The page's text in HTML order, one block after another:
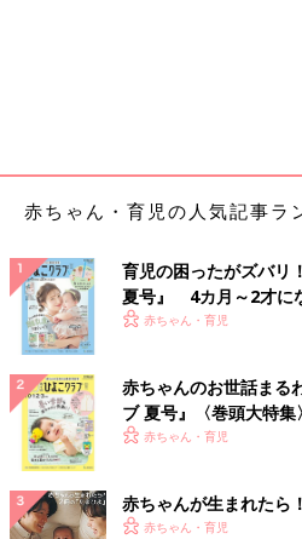
赤ちゃん・育児の人気記事ラ
育児の困ったがズバリ
夏号』 4カ月～2才に
いっぱい！
赤ちゃん・育児
赤ちゃんのお世話まる
ブ 夏号』〈巻頭大特
く！ おっぱい・ミルク
赤ちゃん・育児
赤ちゃんが生まれたら
赤ちゃん・育児